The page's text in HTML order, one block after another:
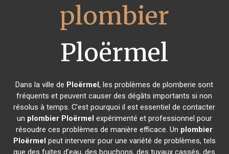
plombier
Ploërmel
Dans la ville de Ploërmel, les problèmes de plomberie sont
fréquents et peuvent causer des dégâts importants si non
résolus à temps. C'est pourquoi il est essentiel de contacter
un plombier Ploërmel expérimenté et professionnel pour
résoudre ces problèmes de manière efficace. Un plombier
Ploërmel peut intervenir pour une variété de problèmes, tels
que des fuites d'eau, des bouchons, des tuyaux cassés, des